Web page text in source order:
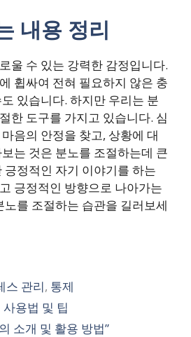
내용 정리
울 수 있는 강력한 감정입니다.
휩싸여 전혀 필요하지 않은 충
있습니다. 하지만 우리는 분
한 도구를 가지고 있습니다. 심
음의 안정을 찾고, 상황에 대
는 것은 분노를 조절하는데 큰
긍정적인 자기 이야기를 하는
긍정적인 방향으로 나아가는
를 조절하는 습관을 길러보세
스 관리, 통제
용법 및 팁
소개 및 활용 방법”